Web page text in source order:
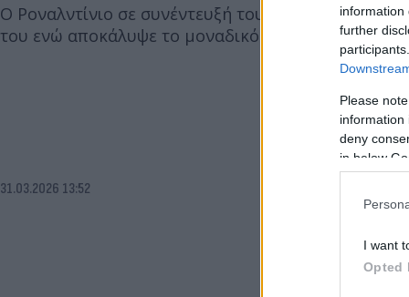
information
further
Please
information
deny
in below
I want
Opted
Ο Ροναλντίνιο σε συνέντευξή του μίλησε για τη
του ενώ αποκάλυψε το μοναδικό θέμα που τον
31.03.2026 13:52